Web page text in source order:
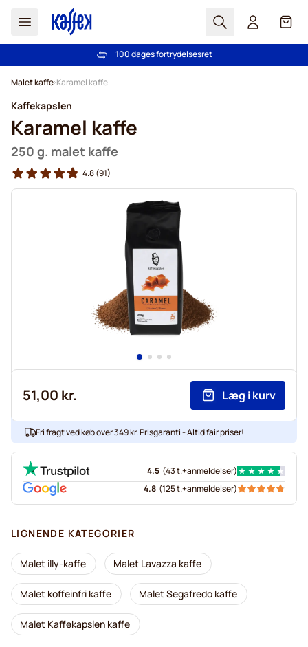
Søg Cart
Fri fragt ved køb over 349 kr.
100 dages fortrydelsesret
Malet kaffe Karamel kaffe
Kaffekapslen
Karamel kaffe
250 g. malet kaffe
4.8(91)
51,00 kr. Læg i kurv
Fri fragt ved køb over 349 kr. Prisgaranti - Altid fair priser!
4.5 (43 t.+anmeldelser)
4.8 (125 t.+anmeldelser)
LIGNENDE KATEGORIER
Malet illy-kaffe Malet Lavazza kaffe
Malet koffeinfri kaffe Malet Segafredo kaffe
Malet Kaffekapslen kaffe